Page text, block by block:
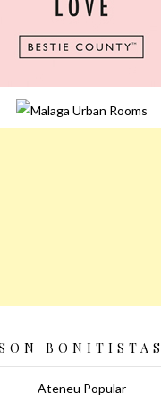
BONITISTAS
Ateneu Popular